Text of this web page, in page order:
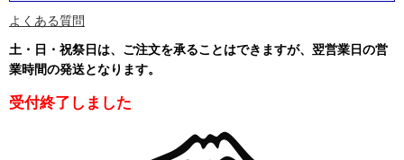
よくある質問
土・日・祝祭日は、ご注文を承ることはできますが、翌営業日の営
業時間の発送となります。
受付終了しました